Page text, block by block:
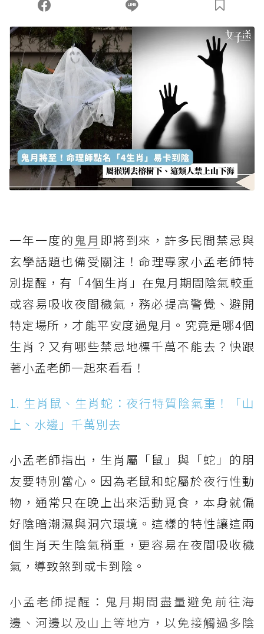
一年一度的 鬼月 即將到來，許多民間禁忌與
玄學話題也備受關注！命理專家小孟老師特
別提醒，有「4個生肖」在鬼月期間陰氣較重
或容易吸收夜間穢氣，務必提高警覺、避開
特定場所，才能平安度過鬼月。究竟是哪4個
生肖？又有哪些禁忌地標千萬不能去？快跟
著小孟老師一起來看看！
1. 生肖鼠、生肖蛇：夜行特質陰氣重！「山
上、水邊」千萬別去
小孟老師指出，生肖屬「鼠」與「蛇」的朋
友要特別當心。因為老鼠和蛇屬於夜行性動
物，通常只在晚上出來活動覓食，本身就偏
好陰暗潮濕與洞穴環境。這樣的特性讓這兩
個生肖天生陰氣稍重，更容易在夜間吸收穢
氣，導致煞到或卡到陰。
小孟老師提醒：鬼月期間盡量避免前往海
邊、河邊以及山上等地方，以免接觸過多陰